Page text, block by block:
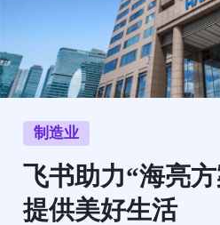
制造业
飞书助力“海亮
提供美好生活